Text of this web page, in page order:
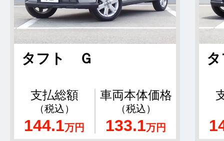
タフト Ｇ
支払総額
（税込）
144.1万円
車両本体価格
（税込）
133.1万円